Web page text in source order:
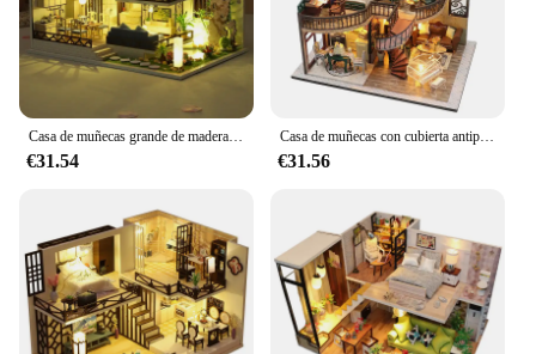
€31.54
Casa de muñecas con cubierta antipolvo, miniatura de madera para manualidades, juguetes para niños, regalos de cumpleaños para niñas, diorama, M2132
€31.56